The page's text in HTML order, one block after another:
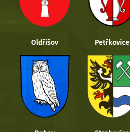
Oldřišov Petřkovice